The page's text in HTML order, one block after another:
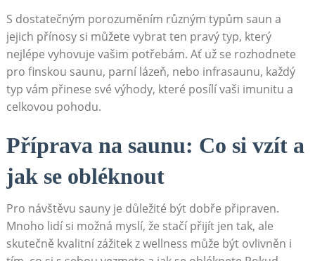
S dostatečným porozuměním různým ⁤typům saun a
jejich přínosy si ‌můžete vybrat ​ten⁣ pravý typ, který
nejlépe vyhovuje vašim ‍potřebám. Ať už se ​rozhodnete
pro ​finskou saunu, ⁢parní lázeň, nebo infrasaunu, ‌každý
typ vám ⁣přinese své výhody, které posílí vaši imunitu a
celkovou pohodu.
Příprava na saunu: Co si vzít ​a
jak se obléknout
Pro návštěvu sauny ​je důležité být dobře připraven.
Mnoho lidí​ si možná myslí, že stačí přijít jen tak, ale
skutečně kvalitní zážitek z wellness může být ovlivněn ⁣i